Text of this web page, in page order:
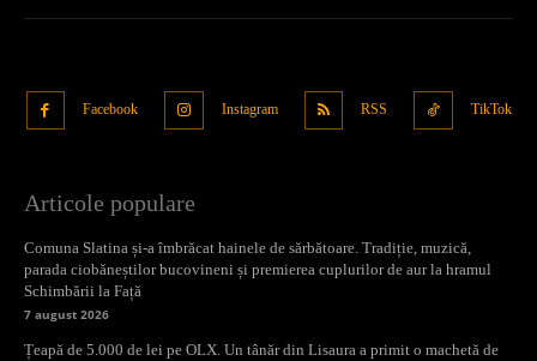
Facebook Instagram RSS TikTok
Articole populare
Comuna Slatina și-a îmbrăcat hainele de sărbătoare. Tradiție, muzică,
parada ciobăneștilor bucovineni și premierea cuplurilor de aur la hramul
Schimbării la Față
7 august 2026
Țeapă de 5.000 de lei pe OLX. Un tânăr din Lisaura a primit o machetă de